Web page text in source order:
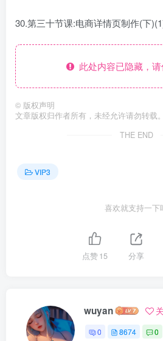
30.第三十节课:电商详情页制作(下
此处内容已隐藏，请
© 版权声明
文章版权归作者所有，未经允许请勿转载。
THE END
VIP3
喜欢就支持一下
点赞15 分享
wuyan
0 8674 0